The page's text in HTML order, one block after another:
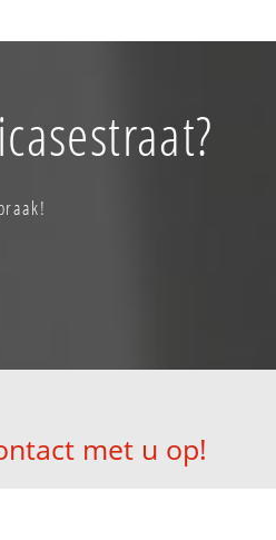
met u op!